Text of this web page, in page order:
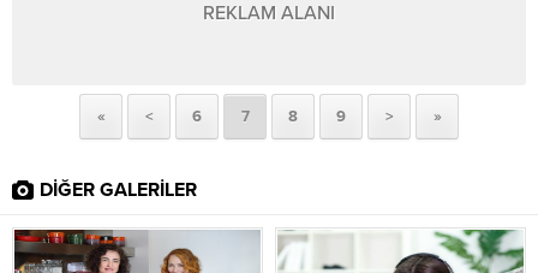
REKLAM ALANI
« < 6 7 8 9 > »
DİĞER GALERİLER